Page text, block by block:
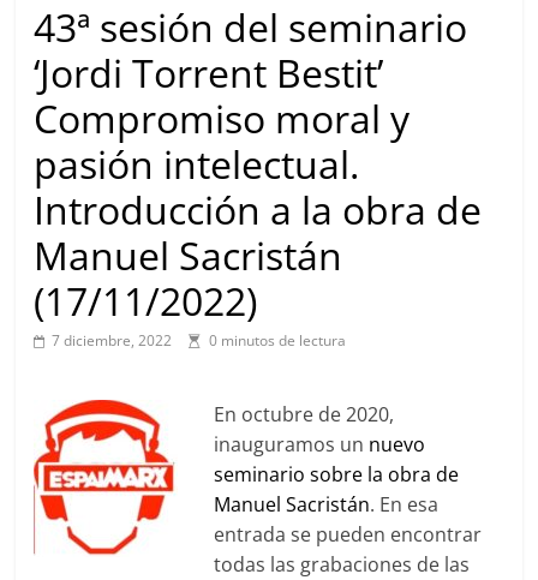
43ª sesión del seminario
‘Jordi Torrent Bestit’
Compromiso moral y
pasión intelectual.
Introducción a la obra de
Manuel Sacristán
(17/11/2022)
7 diciembre, 2022 0 minutos de lectura
En octubre de 2020,
inauguramos un nuevo
seminario sobre la obra de
Manuel Sacristán. En esa
entrada se pueden encontrar
todas las grabaciones de las